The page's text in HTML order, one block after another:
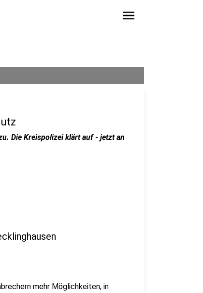
menu
Die Kreispolizei klärt auf - jetzt an
mehr Möglichkeiten, in